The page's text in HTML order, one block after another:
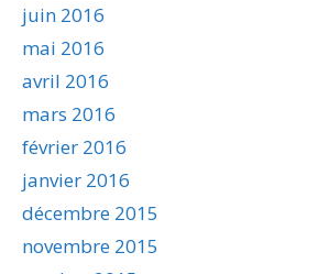
juin 2016
mai 2016
avril 2016
mars 2016
février 2016
janvier 2016
décembre 2015
novembre 2015